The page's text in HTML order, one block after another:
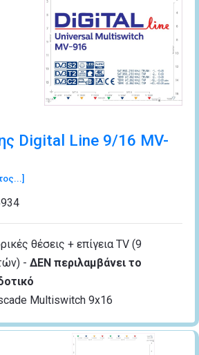
Digital Line 9/16 MV-
θέσεις + επίγεια TV (9
- ΔΕΝ περιλαμβάνει το
Multiswitch 9x16